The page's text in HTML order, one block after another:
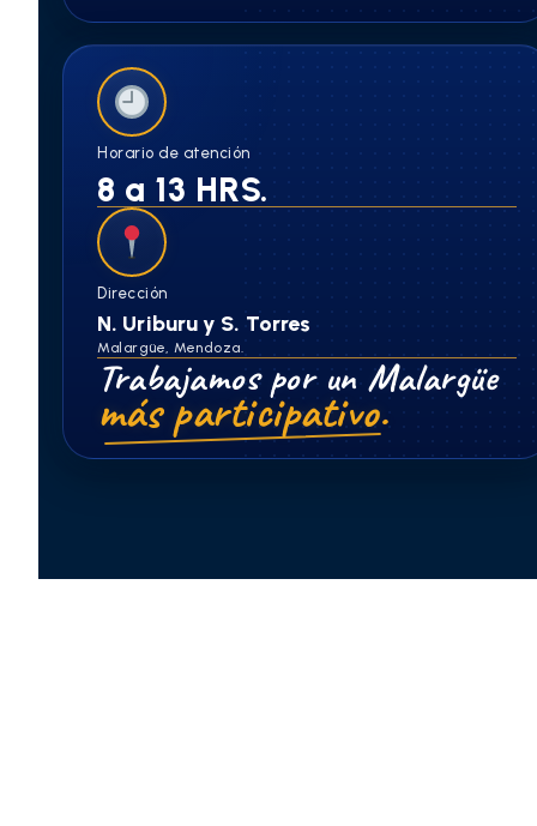
Horario de atención
8 a 13 HRS.
Dirección
N. Uriburu y S. Torres
Malargüe, Mendoza.
Trabajamos por un Malargüe
más participativo.